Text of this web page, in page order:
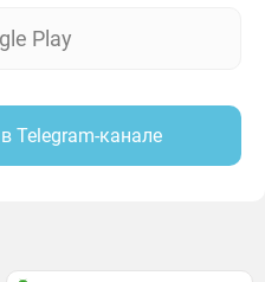
Play
Telegram-канале